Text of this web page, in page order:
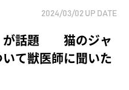
2024/03/02 UP DATE
が話題 猫のジャ
て獣医師に聞いた